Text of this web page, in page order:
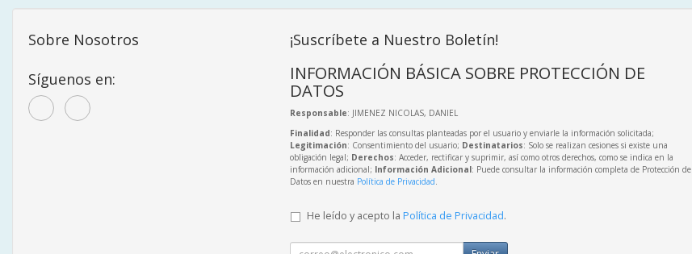
Sobre Nosotros
Síguenos en:
¡Suscríbete a Nuestro Boletín!
INFORMACIÓN BÁSICA SOBRE PROTECCIÓN DE
DATOS
Responsable: JIMENEZ NICOLAS, DANIEL
Finalidad: Responder las consultas planteadas por el usuario y enviarle la información solicitada;
Legitimación: Consentimiento del usuario; Destinatarios: Solo se realizan cesiones si existe una
obligación legal; Derechos: Acceder, rectificar y suprimir, así como otros derechos, como se indica en la
información adicional; Información Adicional: Puede consultar la información completa de Protección de
Datos en nuestra Política de Privacidad.
He leído y acepto la Política de Privacidad.